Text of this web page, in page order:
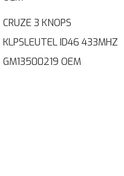
CRUZE 3 KNOPS
KLPSLEUTEL ID46 433MHZ
GM13500219 OEM